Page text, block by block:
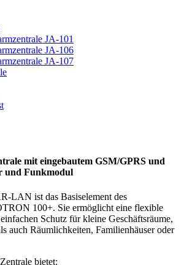
JA-101
JA-106
JA-107
mit eingebautem GSM/GPRS und
und Funkmodul
LAN ist das Basiselement des
100+. Sie ermöglicht eine flexible
Schutz für kleine Geschäftsräume,
auch Räumlichkeiten, Familienhäuser oder
bietet: